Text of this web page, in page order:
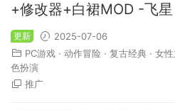
+修改器+白裙MOD -飞星
更新
2025-07-06
PC游戏 · 动作冒险 · 复古经典 · 女性
色扮演
推广